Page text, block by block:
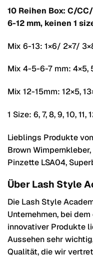
10 Reihen Box: C/
6-12 mm, keinen 1
Mix 6-13: 1×6/ 2×7/
Mix 4-5-6-7 mm: 4×5,
Mix 12-15mm: 12×5,
1 Size: 6, 7, 8, 9, 10, 11,
Lieblings Produkte
Brown
Pinzette LSA04,
Über Lash Style
Die Lash Style
Unternehmen, bei
innovativer Produkte
Aussehen sehr
Qualität, die wir